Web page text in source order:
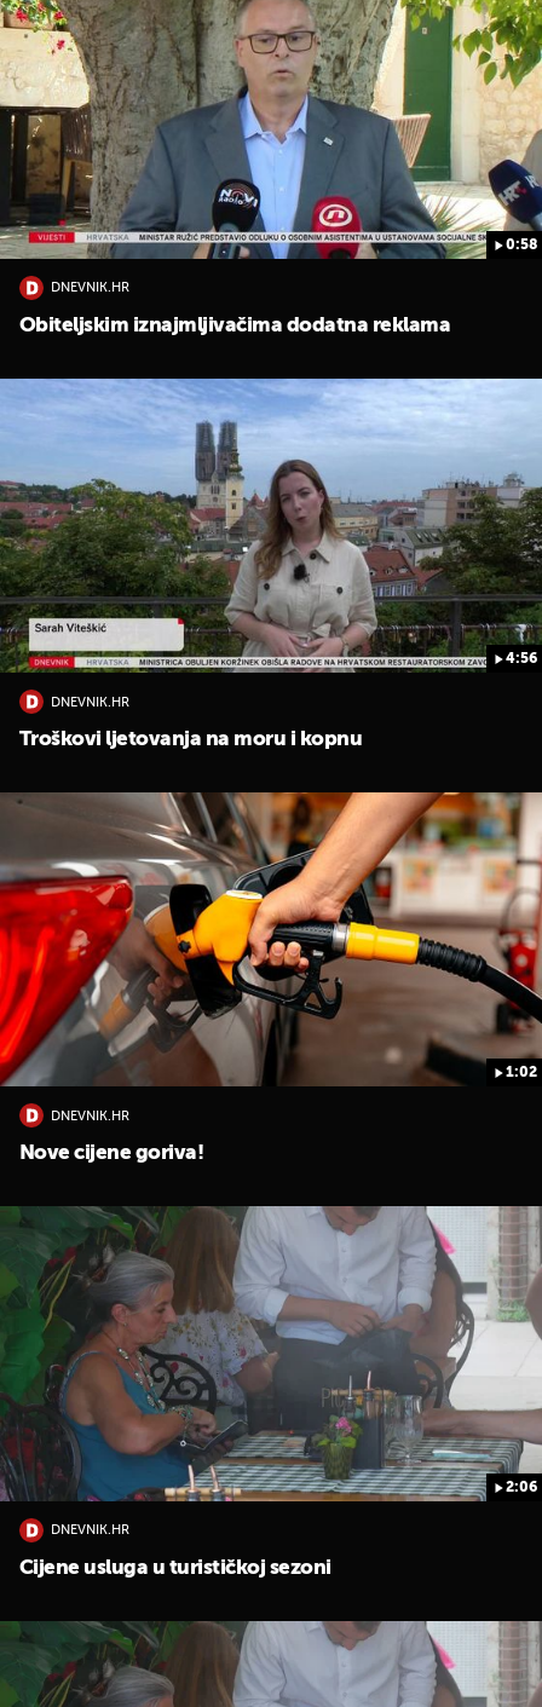
0:58
DNEVNIK.HR
Obiteljskim iznajmljivačima dodatna reklama
4:56
DNEVNIK.HR
Troškovi ljetovanja na moru i kopnu
1:02
DNEVNIK.HR
Nove cijene goriva!
2:06
DNEVNIK.HR
Cijene usluga u turističkoj sezoni